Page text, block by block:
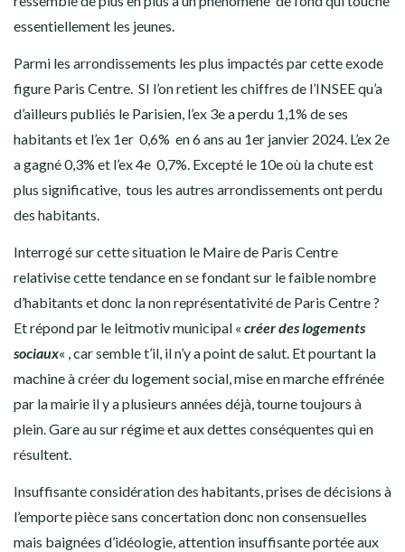
essentiellement les jeunes.
Parmi les arrondissements les plus impactés par cette exode
figure Paris Centre. SI l’on retient les chiffres de l’INSEE qu’a
d’ailleurs publiés le Parisien, l’ex 3e a perdu 1,1% de ses
habitants et l’ex 1er 0,6% en 6 ans au 1er janvier 2024. L’ex 2e
a gagné 0,3% et l’ex 4e 0,7%. Excepté le 10e où la chute est
plus significative, tous les autres arrondissements ont perdu
des habitants.
Interrogé sur cette situation le Maire de Paris Centre
relativise cette tendance en se fondant sur le faible nombre
d’habitants et donc la non représentativité de Paris Centre ?
Et répond par le leitmotiv municipal « créer des logements
sociaux« , car semble t’il, il n’y a point de salut. Et pourtant la
machine à créer du logement social, mise en marche effrénée
par la mairie il y a plusieurs années déjà, tourne toujours à
plein. Gare au sur régime et aux dettes conséquentes qui en
résultent.
Insuffisante considération des habitants, prises de décisions à
l’emporte pièce sans concertation donc non consensuelles
mais baignées d’idéologie, attention insuffisante portée aux